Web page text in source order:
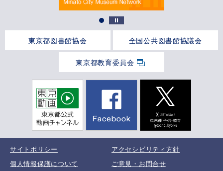
東京都図書館協会 全国公共図書館協議会
東京都教育委員会
サイトポリシー
アクセシビリティ方針
個人情報保護について
ご意見・お問合せ